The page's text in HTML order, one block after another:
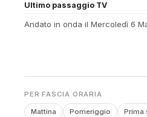
Ultimo passaggio TV
Andato in onda il Mercoledì 6
PER FASCIA ORARIA
Mattina Pomeriggio Prima